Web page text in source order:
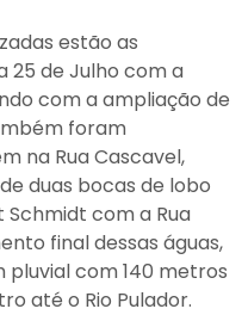
estão as
25 de Julho com a
com a ampliação de
foram
na Rua Cascavel,
duas bocas de lobo
com a Rua
final dessas águas,
com 140 metros
até o Rio Pulador.